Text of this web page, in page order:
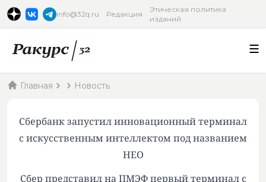
info@32q.ru Редакция
Этическая политика
изданий
Главная Новость
Сбербанк запустил инновационный терминал
с искусственным интеллектом под названием
НЕО
Сбер представил на ПМЭФ первый терминал с